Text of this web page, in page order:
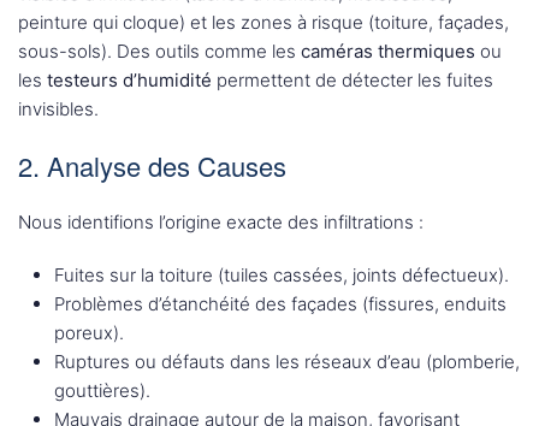
peinture qui cloque) et les zones à risque (toiture, façades,
sous-sols). Des outils comme les caméras thermiques ou
les testeurs d’humidité permettent de détecter les fuites
invisibles.
2. Analyse des Causes
Nous identifions l’origine exacte des infiltrations :
Fuites sur la toiture (tuiles cassées, joints défectueux).
Problèmes d’étanchéité des façades (fissures, enduits
poreux).
Ruptures ou défauts dans les réseaux d’eau (plomberie,
gouttières).
Mauvais drainage autour de la maison, favorisant